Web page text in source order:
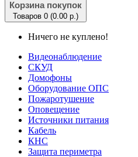
Корзина покупок
Товаров 0 (0.00 р.)
Ничего не куплено!
Видеонаблюдение
СКУД
Домофоны
Оборудование ОПС
Пожаротушение
Оповещение
Источники питания
Кабель
КНС
Защита периметра